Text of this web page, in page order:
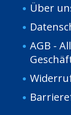
Über
Da
AGB -